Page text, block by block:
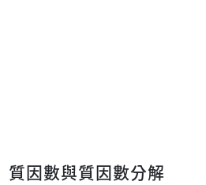
質因數與質因數分解